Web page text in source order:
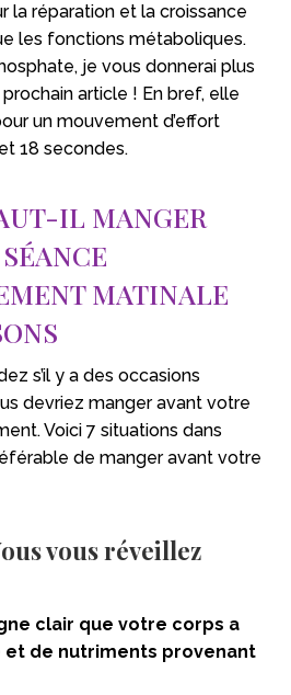
la réparation et la croissance
les fonctions métaboliques.
je vous donnerai plus
article ! En bref, elle
un mouvement d’effort
18 secondes.
IL MANGER
MATINALE
s’il y a des occasions
devriez manger avant votre
Voici 7 situations dans
de manger avant votre
vous réveillez
clair que votre corps a
et de nutriments provenant